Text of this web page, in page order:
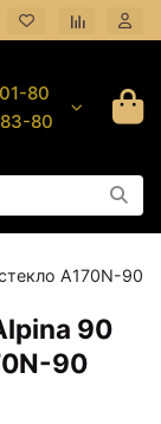
80
80
A170N-90
90
90